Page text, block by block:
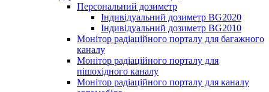
Персональний дозиметр
Індивідуальний дозиметр BG2020
Індивідуальний дозиметр BG2010
Монітор радіаційного порталу для багажного
каналу
Монітор радіаційного порталу для
пішохідного каналу
Монітор радіаційного порталу для каналу